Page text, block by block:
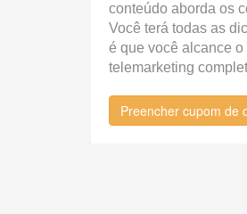
conteúdo aborda os
Você terá todas as
é que você alcance
telemarketing
Preencher cupom de